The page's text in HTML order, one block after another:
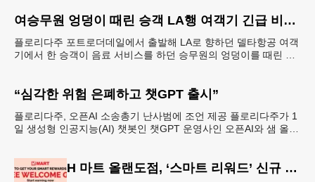
여승무원 엉덩이 때린 승객 LA행 여객기 긴급 비상착륙
플로리다주 포트로더데일에서 출발해 LA로 향하던 델타항공 여객
기에서 한 승객이 음료 서비스를 하던 승무원의 엉덩이를 때린 혐
“심각한 위험 은폐하고 챗GPT 출시”
플로리다주, 오픈AI 소송총기 난사범에 조언 제공 플로리다주가 1
일 생성형 인공지능(AI) 챗봇인 챗GPT 운영사인 오픈AI와 샘 올트
H 마트 올랜도점, ‘스마트 리워드’ 신규 가입 프로모션 실시